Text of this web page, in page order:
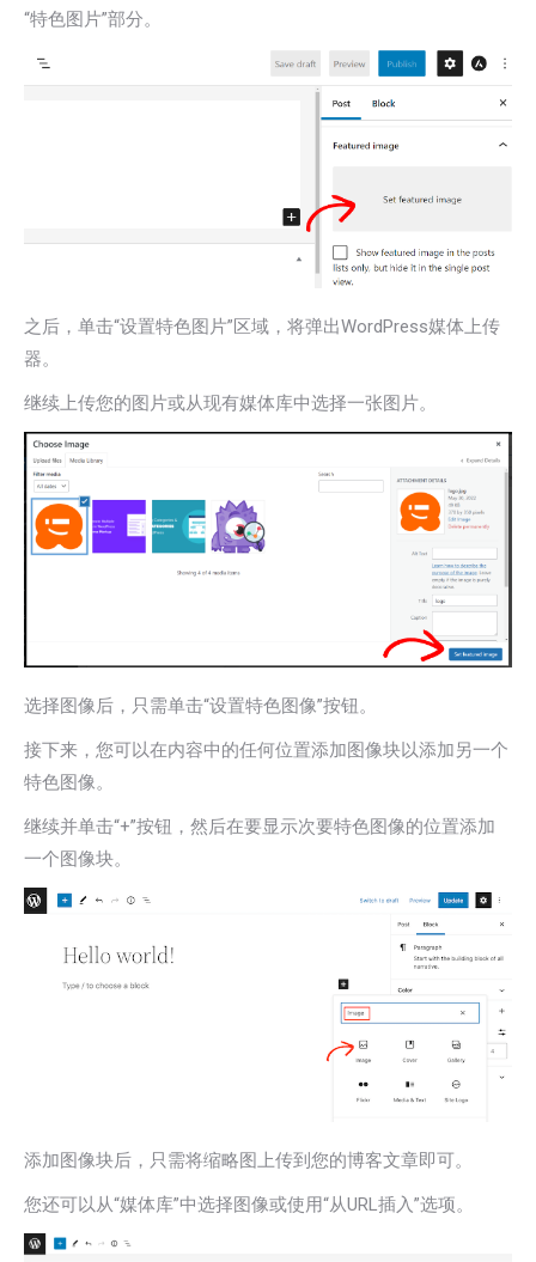
“特色图片”部分。
之后，单击“设置特色图片”区域，将弹出WordPress媒体上传
器。
继续上传您的图片或从现有媒体库中选择一张图片。
选择图像后，只需单击“设置特色图像”按钮。
接下来，您可以在内容中的任何位置添加图像块以添加另一个
特色图像。
继续并单击“+”按钮，然后在要显示次要特色图像的位置添加
一个图像块。
添加图像块后，只需将缩略图上传到您的博客文章即可。
您还可以从“媒体库”中选择图像或使用“从URL插入”选项。